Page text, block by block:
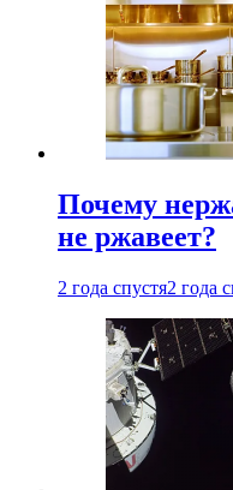
Почему
не ржавеет?
2 года спустя2 года